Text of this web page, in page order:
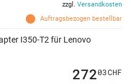
Auftragsbezogen bestellbar
zzgl. Versandkosten
I350-T2 für Lenovo
27203CHF